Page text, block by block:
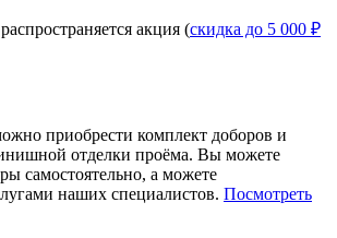
акция (скидка до 5 000 ₽
приобрести комплект доборов и
отделки проёма. Вы можете
самостоятельно, а можете
наших специалистов. Посмотреть